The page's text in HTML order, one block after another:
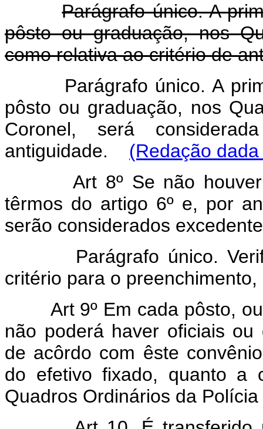
Parágrafo único. A
pôsto ou graduação, nos
como relativa ao critério de
Parágrafo único. A
pôsto ou graduação, nos
Coronel, será
antiguidade. (Redação
Art 8º Se não
têrmos do artigo 6º e, por
serão considerados
Parágrafo único.
critério para o
Art 9º Em cada pôsto,
não poderá haver oficiais ou
de acôrdo com êste
do efetivo fixado, quanto a
Quadros Ordinários da